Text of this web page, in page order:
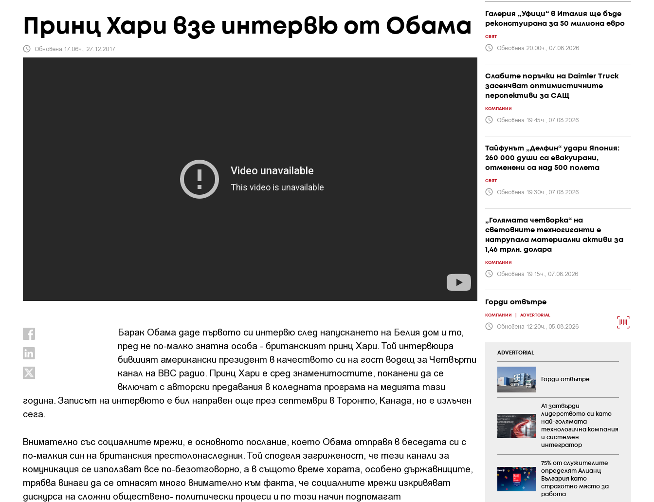
Принц Хари взе интервю от Обама
Обновена 17:06ч., 27.12.2017
Барак Обама даде първото си интервю след напускането на Белия дом и то,
пред не по-малко знатна особа - британският принц Хари. Той интервюира
бившият американски президент в качеството си на гост водещ за Четвърти
канал на BBC радио. Принц Хари е сред знаменитостите, поканени да се
включат с авторски предавания в коледната програма на медията тази
година. Записът на интервюто е бил направен още през септември в Торонто, Канада, но е излъчен
сега.
Внимателно със социалните мрежи, е основното послание, което Обама отправя в беседата си с
по-малкия син на британския престолонаследник. Той споделя загриженост, че тези канали за
комуникация се използват все по-безотговорно, а в същото време хората, особено държавниците,
трябва винаги да се отнасят много внимателно към факта, че социалните мрежи изкривяват
дискурса на сложни обществено- политически процеси и по този начин подпомагат
Галерия „Уфици“ в Италия ще бъде
реконстуирана за 50 милиона евро
СВЯТ
Обновена 20:00ч., 07.08.2026
Слабите поръчки на Daimler Truck
засенчват оптимистичните
перспективи за САЩ
КОМПАНИИ
Обновена 19:45ч., 07.08.2026
Тайфунът „Делфин“ удари Япония:
260 000 души са евакуирани,
отменени са над 500 полета
СВЯТ
Обновена 19:30ч., 07.08.2026
„Голямата четворка“ на
световните техногиганти е
натрупала материални активи за
1,46 трлн. долара
КОМПАНИИ
Обновена 19:15ч., 07.08.2026
Горди отвътре
КОМПАНИИ ADVERTORIAL
Обновена 12:20ч., 05.08.2026
ADVERTORIAL
Горди отвътре
А1 затвърди
лидерството си като
най-голямата
технологична компания
и системен
интегратор
75% от служителите
определят Алианц
България като
страхотно място за
работа